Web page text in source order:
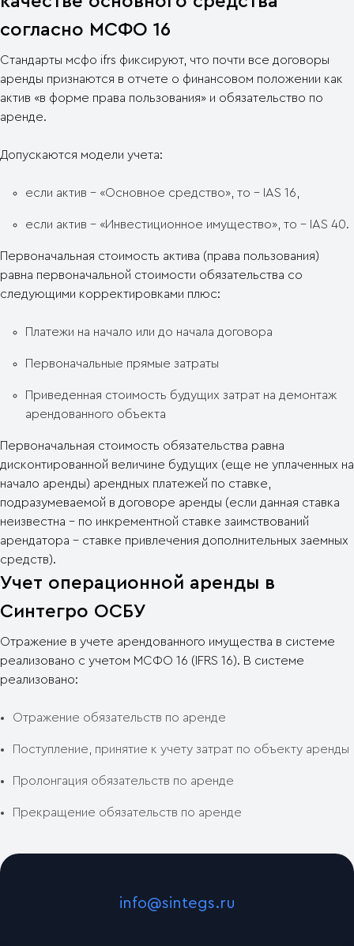
согласно МСФО 16
Cтандарты мсфо ifrs фиксируют, что почти все договоры
аренды признаются в отчете о финансовом положении как
актив «в форме права пользования» и обязательство по
аренде.
Допускаются модели учета:
если актив – «Oсновное средство», то - IAS 16,
если актив – «Инвестиционное имущество», то - IAS 40.
Первоначальная стоимость актива (права пользования)
равна первоначальной стоимости обязательства со
следующими корректировками плюс:
Платежи на начало или до начала договора
Первоначальные прямые затраты
Приведенная стоимость будущих затрат на демонтаж
арендованного объекта
Первоначальная стоимость обязательства равна
дисконтированной величине будущих (еще не уплаченных на
начало аренды) арендных платежей по ставке,
подразумеваемой в договоре аренды (если данная ставка
неизвестна – по инкрементной ставке заимствований
арендатора – ставке привлечения дополнительных заемных
средств).
Учет операционной аренды в
Синтегро ОСБУ
Отражение в учете арендованного имущества в системе
реализовано с учетом МСФО 16 (IFRS 16). В системе
реализовано:
Отражение обязательств по аренде
Поступление, принятие к учету затрат по объекту аренды
Пролонгация обязательств по аренде
Прекращение обязательств по аренде
info@sintegs.ru